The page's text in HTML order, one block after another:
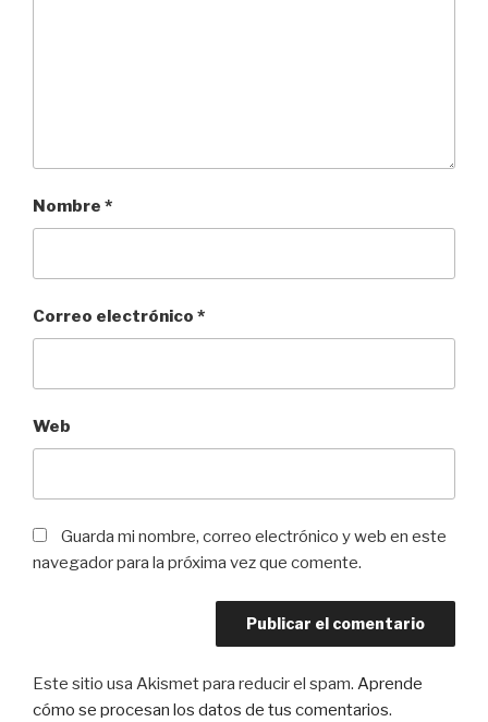
Nombre *
Correo electrónico *
Web
Guarda mi nombre, correo electrónico y web en este
navegador para la próxima vez que comente.
Este sitio usa Akismet para reducir el spam. Aprende
cómo se procesan los datos de tus comentarios.